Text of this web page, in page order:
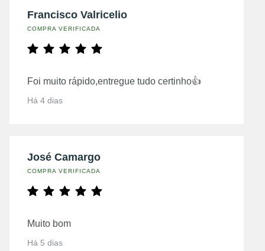
Francisco Valricelio
COMPRA VERIFICADA
Foi muito rápido,entregue tudo certinho👍
Há 4 dias
José Camargo
COMPRA VERIFICADA
Muito bom
Há 5 dias